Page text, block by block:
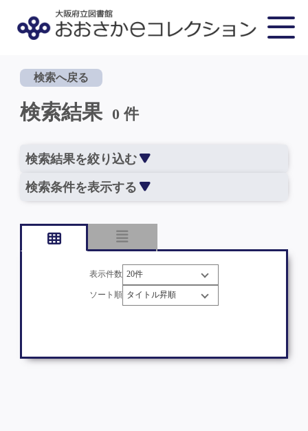
検索へ戻る
検索結果 0 件
検索結果を絞り込む
検索条件を表示する
表示件数
ソート順